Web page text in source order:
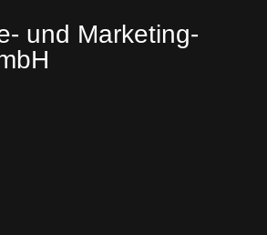
und Marketing-